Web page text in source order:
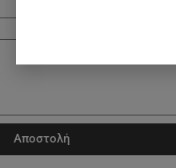
Αποστολή